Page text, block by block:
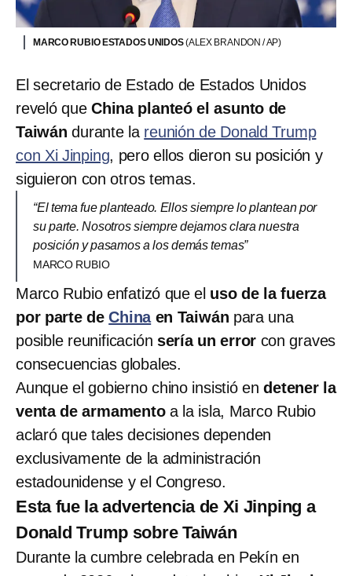
MARCO RUBIO ESTADOS UNIDOS(ALEX BRANDON / AP)
El secretario de Estado de Estados Unidos
reveló queChina planteó el asunto de
Taiwán durante la reunión de Donald Trump
con Xi Jinping, pero ellos dieron su posición y
siguieron con otros temas.
“El tema fue planteado. Ellos siempre lo plantean por
su parte. Nosotros siempre dejamos clara nuestra
posición y pasamos a los demás temas”
MARCO RUBIO
Marco Rubio enfatizó que el uso de la fuerza
por parte deChinaen Taiwán para una
posible reunificación sería un error con graves
consecuencias globales.
Aunque el gobierno chino insistió endetener la
venta de armamentoa la isla, Marco Rubio
aclaró que tales decisiones dependen
exclusivamente de la administración
estadounidense y el Congreso.
Esta fue la advertencia de Xi Jinping a
Donald Trump sobre Taiwán
Durante la cumbre celebrada en Pekín en